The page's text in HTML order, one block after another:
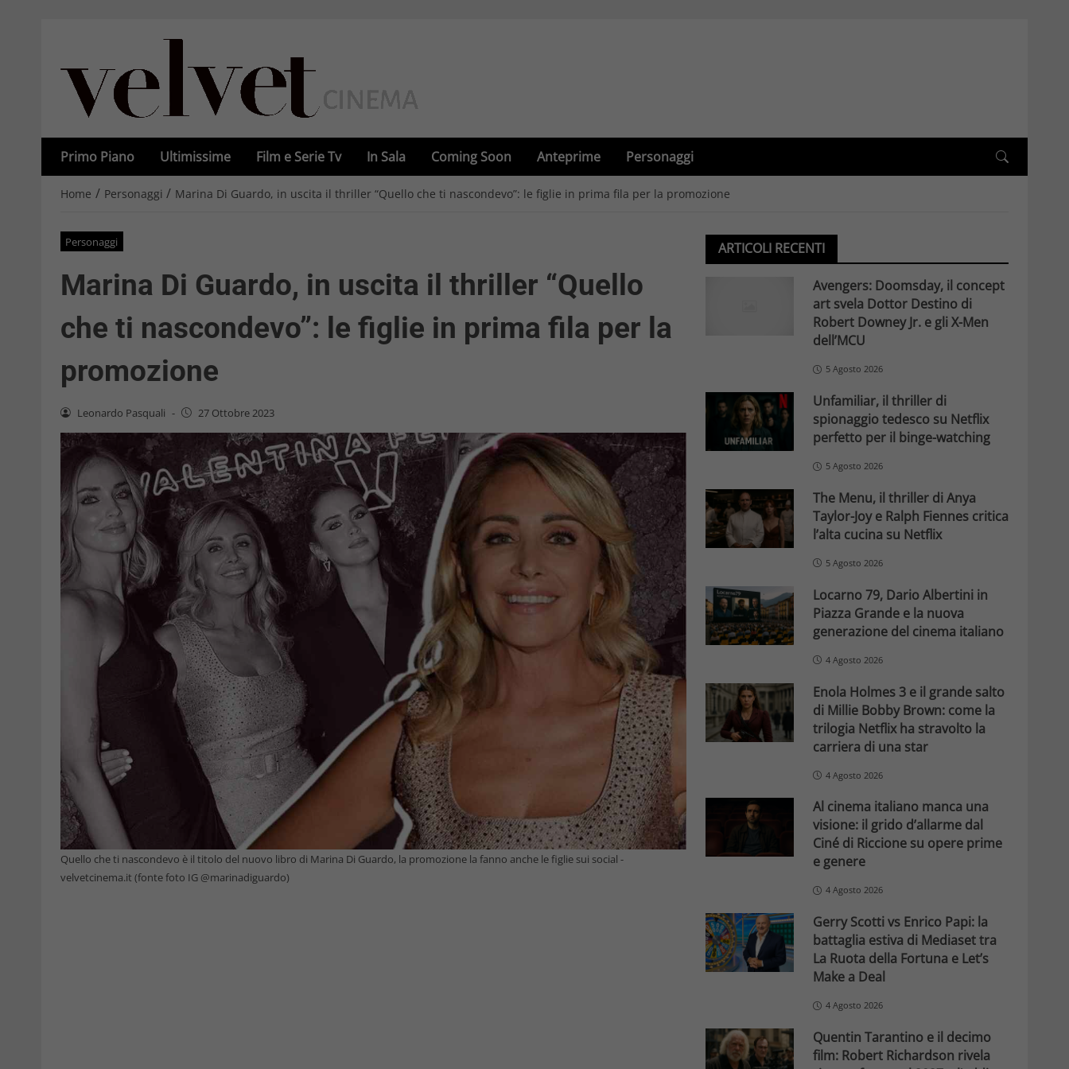
Primo Piano Ultimissime Film e Serie Tv In Sala Coming Soon Anteprime Personaggi
Home / Personaggi / Marina Di Guardo, in uscita il thriller “Quello che ti nascondevo”: le figlie in prima fila per la promozione
Personaggi
Marina Di Guardo, in uscita il thriller “Quello
che ti nascondevo”: le figlie in prima fila per la
promozione
Leonardo Pasquali - 27 Ottobre 2023
Quello che ti nascondevo è il titolo del nuovo libro di Marina Di Guardo, la promozione la fanno anche le figlie sui social -
velvetcinema.it (fonte foto IG @marinadiguardo)
ARTICOLI RECENTI
Avengers: Doomsday, il concept
art svela Dottor Destino di
Robert Downey Jr. e gli X-Men
dell’MCU
5 Agosto 2026
Unfamiliar, il thriller di
spionaggio tedesco su Netflix
perfetto per il binge-watching
5 Agosto 2026
The Menu, il thriller di Anya
Taylor-Joy e Ralph Fiennes critica
l’alta cucina su Netflix
5 Agosto 2026
Locarno 79, Dario Albertini in
Piazza Grande e la nuova
generazione del cinema italiano
4 Agosto 2026
Enola Holmes 3 e il grande salto
di Millie Bobby Brown: come la
trilogia Netflix ha stravolto la
carriera di una star
4 Agosto 2026
Al cinema italiano manca una
visione: il grido d’allarme dal
Ciné di Riccione su opere prime
e genere
4 Agosto 2026
Gerry Scotti vs Enrico Papi: la
battaglia estiva di Mediaset tra
La Ruota della Fortuna e Let’s
Make a Deal
4 Agosto 2026
Quentin Tarantino e il decimo
film: Robert Richardson rivela